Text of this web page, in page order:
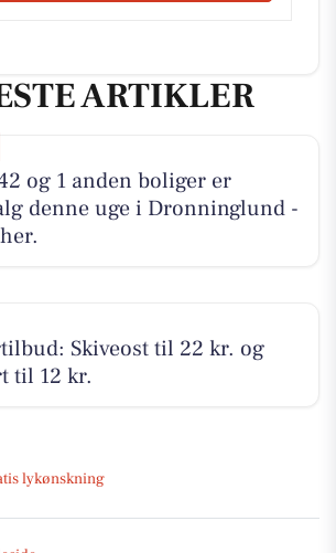
ARTIKLER
og 1 anden boliger er
denne uge i Dronninglund -
Skiveost til 22 kr. og
til 12 kr.
lykønskning